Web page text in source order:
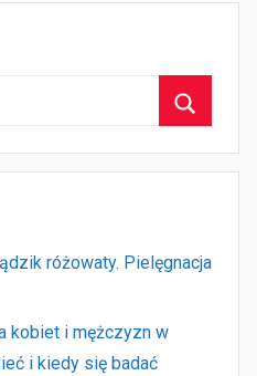
różowaty. Pielęgnacja
kobiet i mężczyzn w
i kiedy się badać